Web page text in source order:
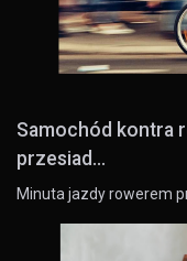
Samochód kontra
przesiad...
Minuta jazdy rowerem